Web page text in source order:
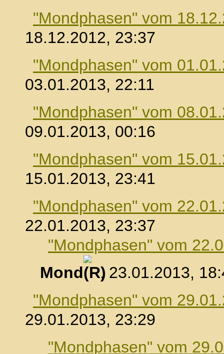
"Mondphasen" vom
18.12.2012, 23:37
"Mondphasen" vom
03.01.2013, 22:11
"Mondphasen" vom
09.01.2013, 00:16
"Mondphasen" vom
15.01.2013, 23:41
"Mondphasen" vom
22.01.2013, 23:37
"Mondphasen" vom
Mond
, 23.01.2013,
"Mondphasen" vom
29.01.2013, 23:29
"Mondphasen" vom